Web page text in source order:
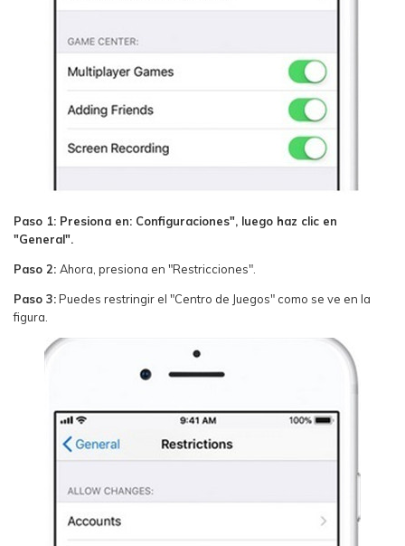
Paso 1: Presiona en: Configuraciones", luego haz clic en
"General".
Paso 2: Ahora, presiona en "Restricciones".
Paso 3: Puedes restringir el "Centro de Juegos" como se ve en la
figura.